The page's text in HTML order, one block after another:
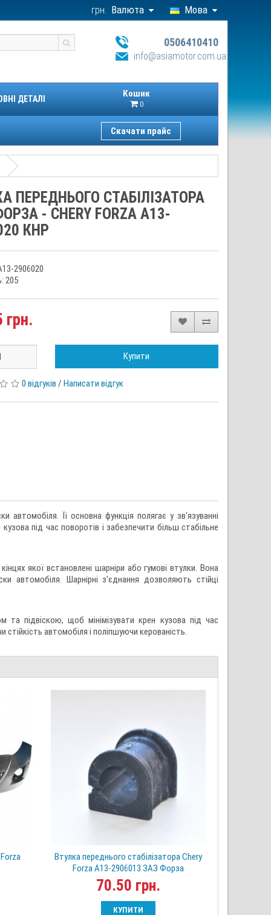
Мова
грн. Валюта
0506410410
info@asiamotor.com.ua
Кошик
0
Скачати прайс
ДЕТАЛІ
ПЕРЕДНЬОГО СТАБІЛІЗАТОРА
- CHERY FORZA A13-
КНР
2906020
205
грн.
Купити
0 відгуків / Написати відгук
автомобіля. Її основна функція полягає у зв'язуванні
під час поворотів і забезпечити більш стабільне
якої встановлені шарніри або гумові втулки. Вона
автомобіля. Шарнірні з'єднання дозволяють стійці
та підвіскою, щоб мінімізувати крен кузова під час
автомобіля і поліпшуючи керованість.
Втулка переднього стабілізатора Chery
Forza A13-2906013 ЗАЗ Форза
70.50 грн.
КУПИТИ